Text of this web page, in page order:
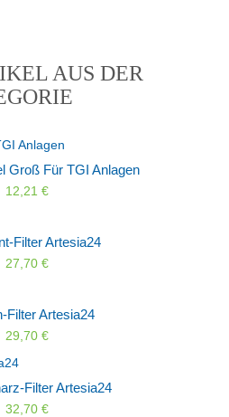
AUS DER
Groß Für TGI Anlagen
12,21 €
Filter Artesia24
27,70 €
Filter Artesia24
29,70 €
Filter Artesia24
32,70 €